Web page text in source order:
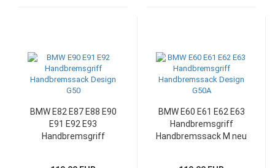
BMW E82 E87 E88 E90
E91 E92 E93
Handbremsgriff
BMW E60 E61 E62 E63
Handbremsgriff
Handbremssack M neu